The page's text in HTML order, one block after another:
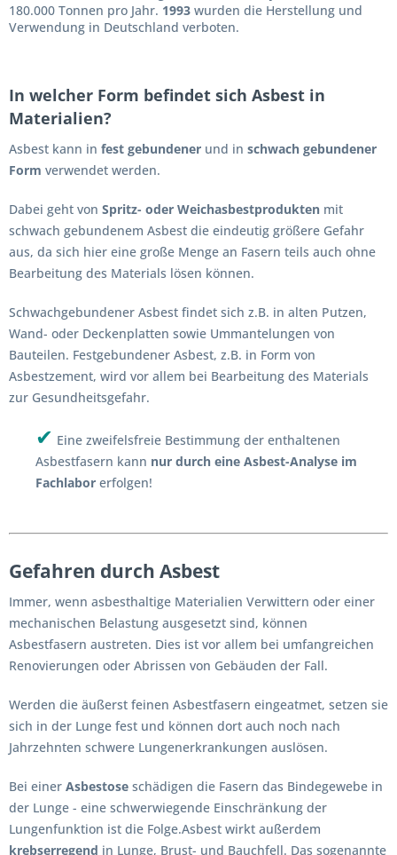
180.000 Tonnen pro Jahr. 1993 wurden die Herstellung und
Verwendung in Deutschland verboten.
In welcher Form befindet sich Asbest in
Materialien?
Asbest kann in fest gebundener und in schwach gebundener
Form verwendet werden.
Dabei geht von Spritz- oder Weichasbestprodukten mit
schwach gebundenem Asbest die eindeutig größere Gefahr
aus, da sich hier eine große Menge an Fasern teils auch ohne
Bearbeitung des Materials lösen können.
Schwachgebundener Asbest findet sich z.B. in alten Putzen,
Wand- oder Deckenplatten sowie Ummantelungen von
Bauteilen. Festgebundener Asbest, z.B. in Form von
Asbestzement, wird vor allem bei Bearbeitung des Materials
zur Gesundheitsgefahr.
✔ Eine zweifelsfreie Bestimmung der enthaltenen
Asbestfasern kann nur durch eine Asbest-Analyse im
Fachlabor erfolgen!
Gefahren durch Asbest
Immer, wenn asbesthaltige Materialien Verwittern oder einer
mechanischen Belastung ausgesetzt sind, können
Asbestfasern austreten. Dies ist vor allem bei umfangreichen
Renovierungen oder Abrissen von Gebäuden der Fall.
Werden die äußerst feinen Asbestfasern eingeatmet, setzen sie
sich in der Lunge fest und können dort auch noch nach
Jahrzehnten schwere Lungenerkrankungen auslösen.
Bei einer Asbestose schädigen die Fasern das Bindegewebe in
der Lunge - eine schwerwiegende Einschränkung der
Lungenfunktion ist die Folge.Asbest wirkt außerdem
krebserregend in Lunge, Brust- und Bauchfell. Das sogenannte